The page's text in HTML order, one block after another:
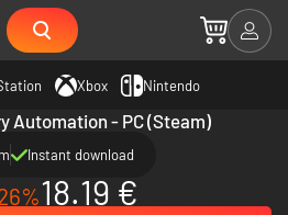
Xbox Nintendo
Automation - PC (Steam)
Instant download
18.19 €